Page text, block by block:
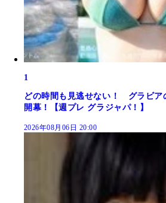
1
どの時間も見逃せない！ グラビア
開幕！【週プレ グラジャパ！】
2026年08月06日 20:00